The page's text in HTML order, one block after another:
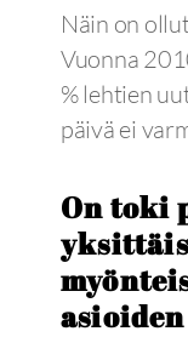
Näin on
Vuonna
% lehtien
päivä ei
On toki